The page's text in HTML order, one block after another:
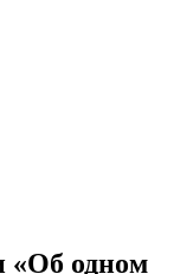
«Об одном